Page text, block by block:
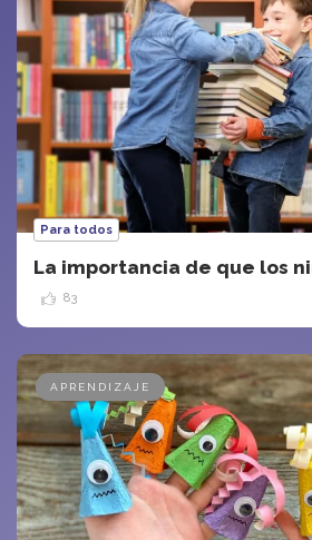
Para todos
La importancia de que los
83
APRENDIZAJE